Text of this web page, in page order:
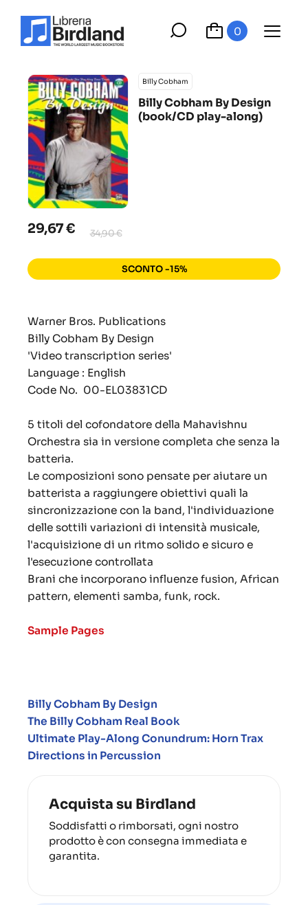
0
Billy Cobham
Billy Cobham By Design
(book/CD play-along)
29,67 € 34,90 €
SCONTO -15%
Warner Bros. Publications
Billy Cobham By Design
'Video transcription series'
Language : English
Code No. 00-EL03831CD
5 titoli del cofondatore della Mahavishnu
Orchestra sia in versione completa che senza la
batteria.
Le composizioni sono pensate per aiutare un
batterista a raggiungere obiettivi quali la
sincronizzazione con la band, l'individuazione
delle sottili variazioni di intensità musicale,
l'acquisizione di un ritmo solido e sicuro e
l'esecuzione controllata
Brani che incorporano influenze fusion, African
pattern, elementi samba, funk, rock.
Sample Pages
Billy Cobham By Design
The Billy Cobham Real Book
Ultimate Play-Along Conundrum: Horn Trax
Directions in Percussion
Acquista su Birdland
Soddisfatti o rimborsati, ogni nostro
prodotto è con consegna immediata e
garantita.